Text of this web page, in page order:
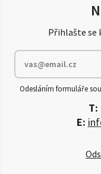
Přihlašte se
Odesláním formuláře
T:
E: